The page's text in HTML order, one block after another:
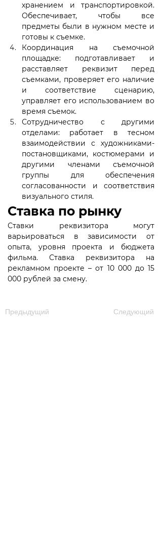
хранением и транспортировкой.
Обеспечивает, чтобы все
предметы были в нужном месте и
готовы к съемке.
Координация на съемочной
площадке: подготавливает и
расставляет реквизит перед
съемками, проверяет его наличие
и соответствие сценарию,
управляет его использованием во
время съемок.
Сотрудничество с другими
отделами: работает в тесном
взаимодействии с художниками-
постановщиками, костюмерами и
другими членами съемочной
группы для обеспечения
согласованности и соответствия
визуального стиля.
Ставка по рынку
Ставки реквизитора могут
варьироваться в зависимости от
опыта, уровня проекта и бюджета
фильма. Ставка реквизитора на
рекламном проекте – от 10 000 до 15
000 рублей за смену.
Предыдущий Следующий